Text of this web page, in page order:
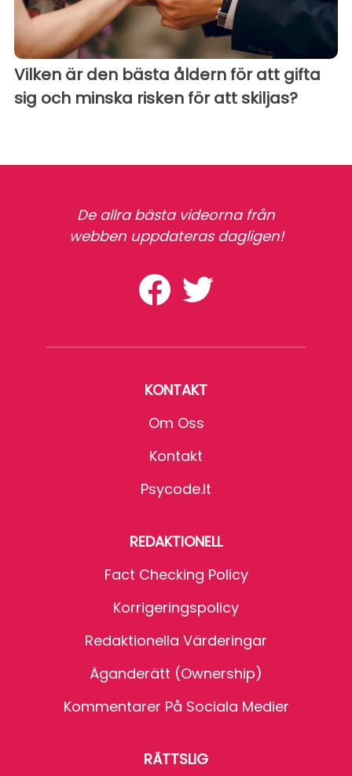
Vilken är den bästa åldern för att gifta
sig och minska risken för att skiljas?
De allra bästa videorna från
webben uppdateras dagligen!
KONTAKT
Om Oss
Kontakt
Psycode.it
REDAKTIONELL
Fact Checking Policy
Korrigeringspolicy
Redaktionella Värderingar
Äganderätt (Ownership)
Kommentarer På Sociala Medier
RÄTTSLIG